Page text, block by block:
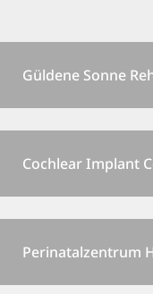
Güldene Sonne
Cochlear Implant
Perinatalzentrum